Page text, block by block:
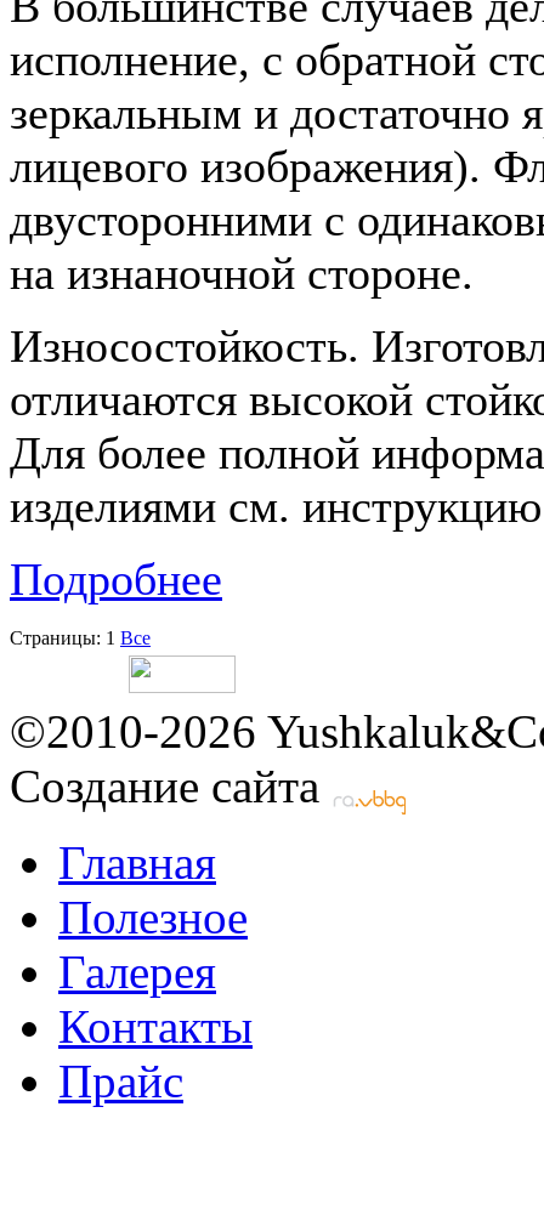
исполнение, с обратной
зеркальным и достаточно
лицевого изображения).
двусторонними с
на изнаночной стороне.
Износостойкость.
отличаются высокой
Для более полной
изделиями см.
Подробнее
Страницы: 1 Все
©2010-2026
Создание сайта
Главная
Полезное
Галерея
Контакты
Прайс